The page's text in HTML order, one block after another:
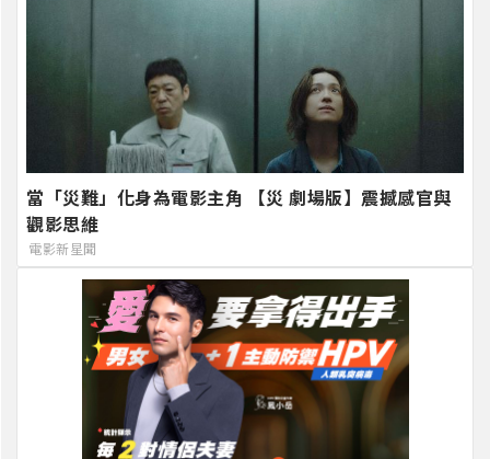
當「災難」化身為電影主角 【災 劇場版】震撼感官與
觀影思維
電影新星聞